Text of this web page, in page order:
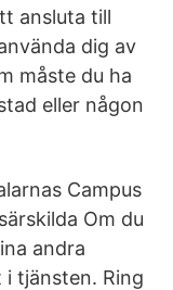
ansluta till
dig av
måste du ha
eller någon
Campus
Om du
andra
tjänsten. Ring